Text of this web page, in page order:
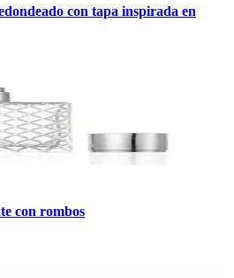
con tapa inspirada en
con rombos